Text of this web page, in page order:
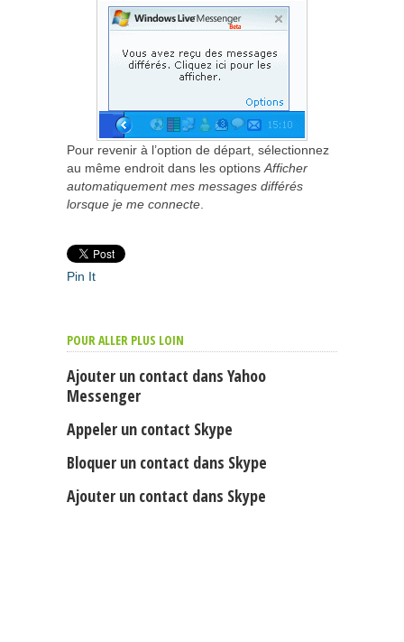
Pour revenir à l’option de départ, sélectionnez
au même endroit dans les options Afficher
automatiquement mes messages différés
lorsque je me connecte
Pin It
POUR ALLER PLUS LOIN
Ajouter un contact dans Yahoo
Messenger
Appeler un contact Skype
Bloquer un contact dans Skype
Ajouter un contact dans Skype